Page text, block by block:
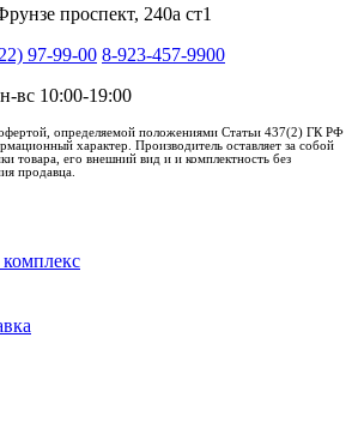
проспект, 240а ст1
97-99-00 8-923-457-9900
вс 10:00-19:00
определяемой положениями Статьи 437(2) ГК РФ
характер. Производитель оставляет за собой
товара, его внешний вид и и комплектность без
продавца.